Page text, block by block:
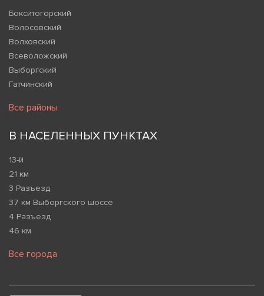
Бокситогорский
Волосовский
Волховский
Всеволожский
Выборгский
Гатчинский
Все районы
В НАСЕЛЕННЫХ ПУНКТАХ
13-й
21 км
3 Разъезд
37 км Выборгского шоссе
4 Разъезд
46 км
Все города